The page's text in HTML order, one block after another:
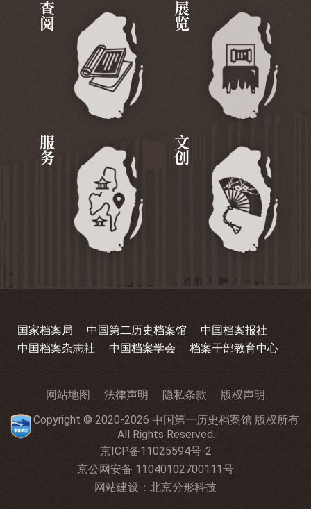
查阅 展览
服务 文创
国家档案局 中国第二历史档案馆
中国档案报社
中国档案杂志社
中国档案学会 档案干部教育中心
网站地图 法律声明 隐私条款
版权声明
Copyright © 2020-2026 中国第一历史档案馆 版权所有
All Rights Reserved.
京ICP备11025594号-2
京公网安备 11040102700111号
网站建设 ： 北京分形科技